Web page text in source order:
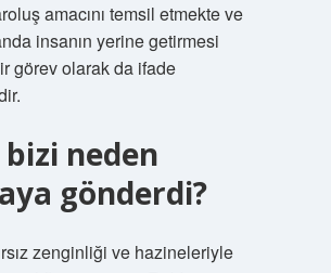
amacını temsil etmekte ve
insanın yerine getirmesi
görev olarak da ifade
neden
gönderdi?
zenginliği ve hazineleriyle